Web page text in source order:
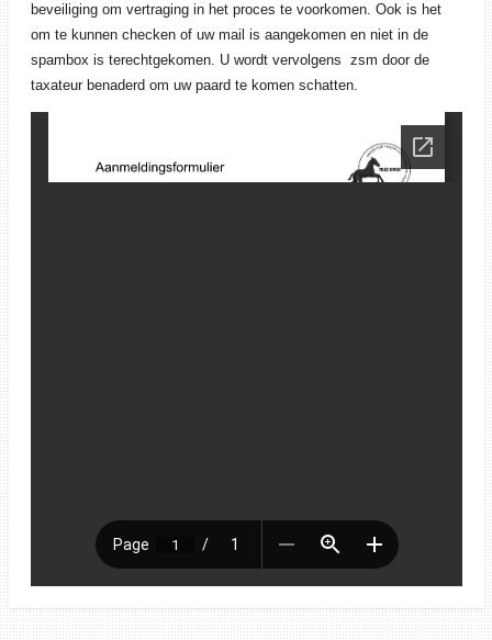
beveiliging om vertraging in het proces te voorkomen. Ook is het
om te kunnen checken of uw mail is aangekomen en niet in de
spambox is terechtgekomen. U wordt vervolgens zsm door de
taxateur benaderd om uw paard te komen schatten.